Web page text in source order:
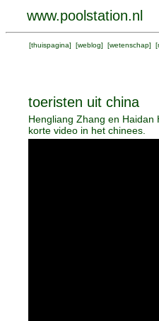
www.poolstation.nl
[thuispagina] [weblog] [wetenschap] [
toeristen uit china
Hengliang Zhang en
korte video in het chinees.